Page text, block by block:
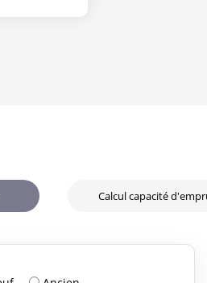
Calcul capacité